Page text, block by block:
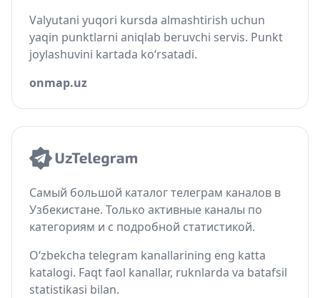
Valyutani yuqori kursda almashtirish uchun
yaqin punktlarni aniqlab beruvchi servis. Punkt
joylashuvini kartada ko‘rsatadi.
onmap.uz
Самый большой каталог телеграм каналов в
Узбекистане. Только активные каналы по
категориям и с подробной статистикой.
O‘zbekcha telegram kanallarining eng katta
katalogi. Faqt faol kanallar, ruknlarda va batafsil
statistikasi bilan.